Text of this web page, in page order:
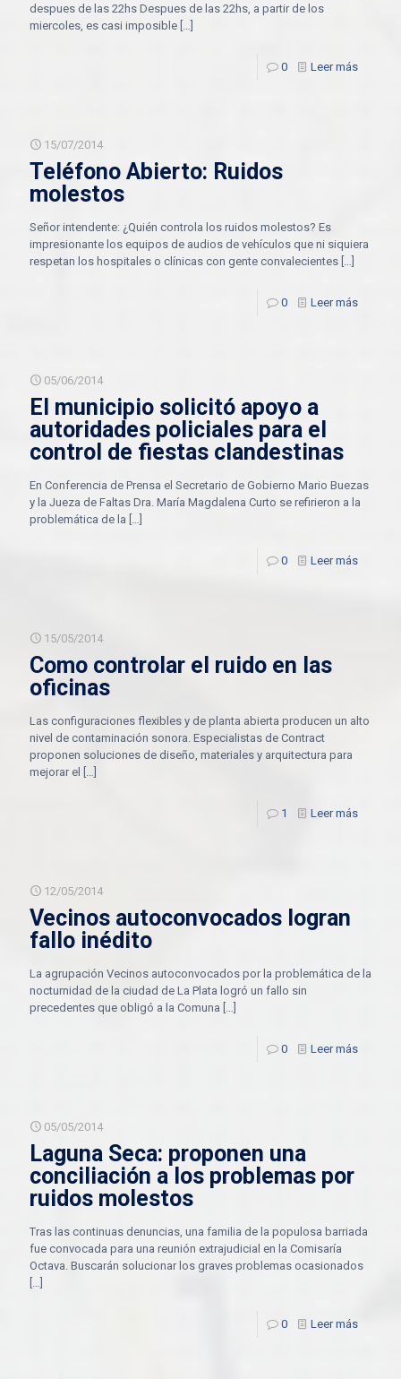
despues de las 22hs Despues de las 22hs, a partir de los
miercoles, es casi imposible […]
0 Leer más
15/07/2014
Teléfono Abierto: Ruidos
molestos
Señor intendente: ¿Quién controla los ruidos molestos? Es
impresionante los equipos de audios de vehículos que ni siquiera
respetan los hospitales o clínicas con gente convalecientes […]
0 Leer más
05/06/2014
El municipio solicitó apoyo a
autoridades policiales para el
control de fiestas clandestinas
En Conferencia de Prensa el Secretario de Gobierno Mario Buezas
y la Jueza de Faltas Dra. María Magdalena Curto se refirieron a la
problemática de la […]
0 Leer más
15/05/2014
Como controlar el ruido en las
oficinas
Las configuraciones flexibles y de planta abierta producen un alto
nivel de contaminación sonora. Especialistas de Contract
proponen soluciones de diseño, materiales y arquitectura para
mejorar el
[…]
1 Leer más
12/05/2014
Vecinos autoconvocados logran
fallo inédito
La agrupación Vecinos autoconvocados por la problemática de la
nocturnidad de la ciudad de La Plata logró un fallo sin
precedentes que obligó a la Comuna […]
0 Leer más
05/05/2014
Laguna Seca: proponen una
conciliación a los problemas por
ruidos molestos
Tras las continuas denuncias, una familia de la populosa barriada
fue convocada para una reunión extrajudicial en la Comisaría
Octava. Buscarán solucionar los graves problemas ocasionados
[…]
0 Leer más